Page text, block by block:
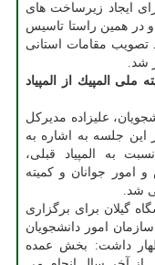
ایجاد زیرساخت های
در همین راستا تاسیس
تصویب مقامات استانی
شد.
المپیك از المپیاد
علیزاده مدیركل
این جلسه به اشاره به
به المپیاد قبلی،
جوانان و كمیته
شد.
گیلان برای برگزاری
امور دانشجویان
داشت: بخش عمده